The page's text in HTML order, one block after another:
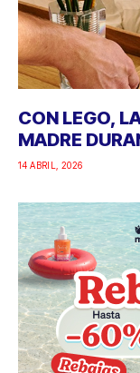
CON LEGO,
MADRE
14 ABRIL, 2026